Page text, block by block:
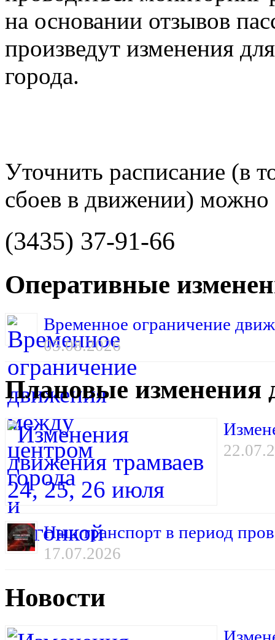
на основании отзывов
произведут изменения
города.
Уточнить расписание (в
сбоев в движении) можно
(3435) 37-91-66
Оперативные
Временное ограничение
05.08.2026
Плановые изменения
Наш транспорт в период
17.07.2026
Новости